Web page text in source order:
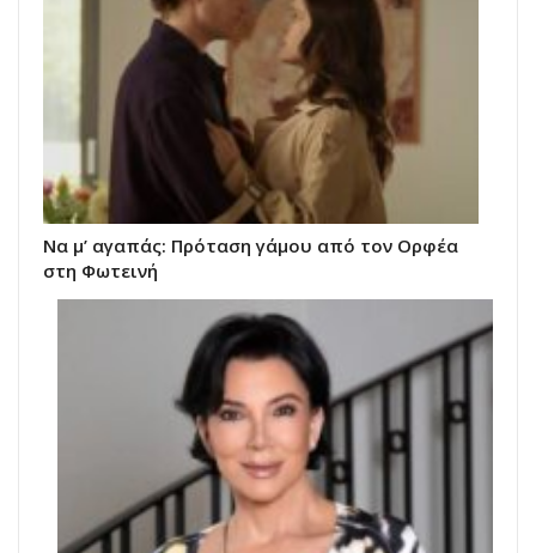
Να μ’ αγαπάς: Πρόταση γάμου από τον Ορφέα
στη Φωτεινή